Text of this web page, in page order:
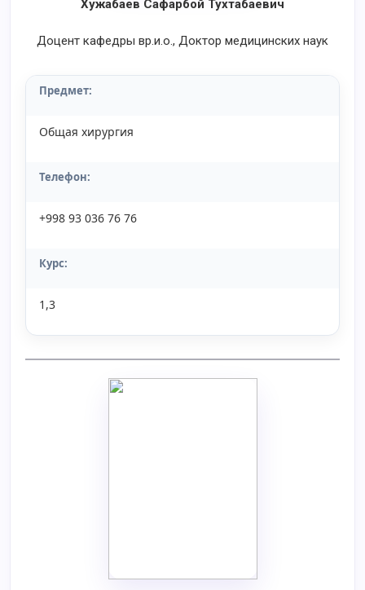
Хужабаев Сафарбой Тухтабаевич
Доцент кафедры вр.и.о., Доктор медицинских наук
Предмет:
Общая хирургия
Телефон:
+998 93 036 76 76
Курс:
1,3